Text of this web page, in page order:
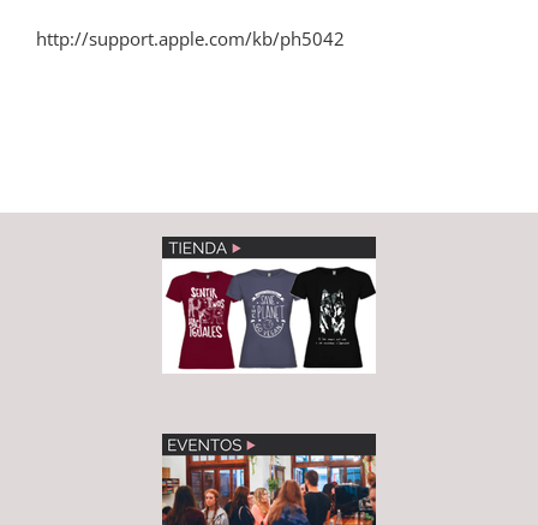
http://support.apple.com/kb/ph5042